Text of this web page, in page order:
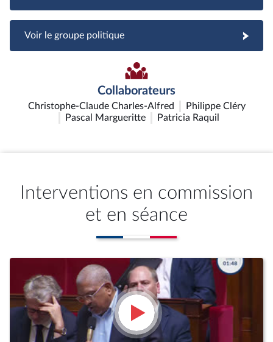
Voir le groupe politique
Collaborateurs
Christophe-Claude Charles-Alfred
Philippe Cléry
Pascal Margueritte
Patricia Raquil
Interventions en commission
et en séance